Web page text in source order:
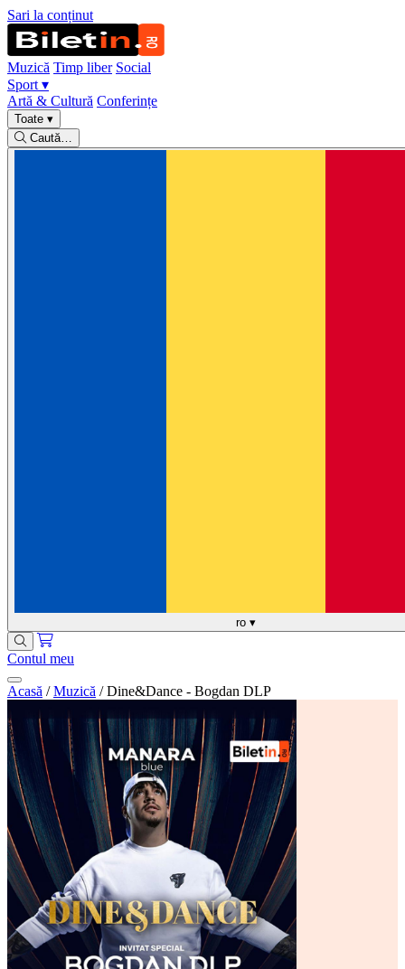
Sari la conținut
Muzică Timp liber Social
Sport ▾
Artă & Cultură Conferințe
Toate ▾
Caută…
ro ▾
Contul meu
Acasă / Muzică / Dine&Dance - Bogdan DLP